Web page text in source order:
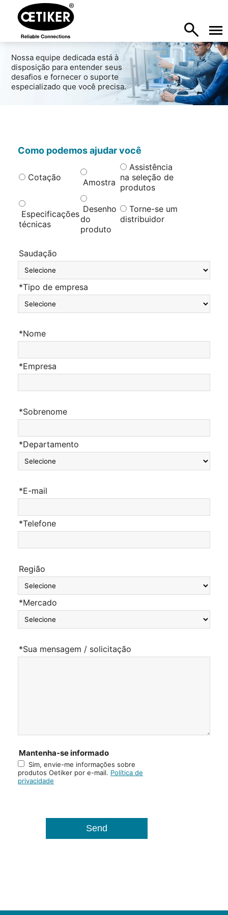
Nossa equipe dedicada está à
disposição para entender seus
desafios e fornecer o suporte
especializado que você precisa.
Como podemos ajudar você
Cotação Amostra
Assistência
na seleção de
produtos
Especificações
técnicas
Desenho
do
produto
Torne-se um
distribuidor
Saudação
*Tipo de empresa
*Nome
*Empresa
*Sobrenome
*Departamento
*E-mail
*Telefone
Região
*Mercado
*Sua mensagem / solicitação
Mantenha-se informado
Sim, envie-me informações sobre
produtos Oetiker por e-mail. Política de
privacidade